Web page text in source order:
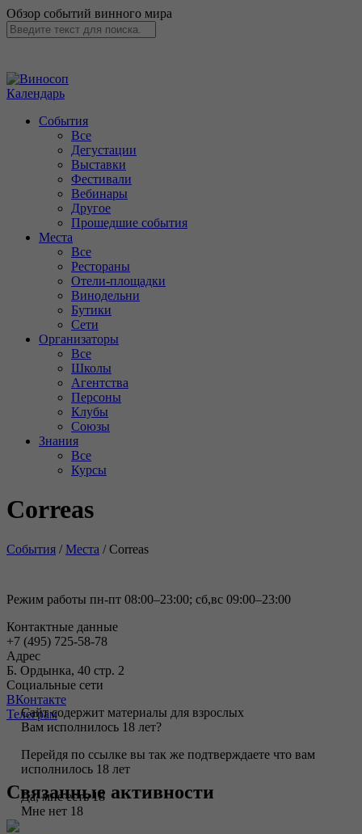
Обзор событий винного мира
Календарь
События
Все
Дегустации
Выставки
Фестивали
Вебинары
Другое
Прошедшие события
Места
Все
Рестораны
Отели-площадки
Винодельни
Бутики
Сети
Организаторы
Все
Школы
Агентства
Персоны
Клубы
Союзы
Знания
Все
Курсы
Correas
События /Места /Correas
Режим работы пн-пт 08:00–23:00; сб,вс 09:00–23:00
Контактные данные
+7 (495) 725-58-78
Адрес
Б. Ордынка, 40 стр. 2
Социальные сети
ВКонтакте
Телеграм
Связанные активности
Сайт содержит материалы для взрослых
Вам исполнилось 18 лет?
Перейдя по ссылке вы так же подтверждаете что вам
исполнилось 18 лет
Да, мне есть 18
Мне нет 18